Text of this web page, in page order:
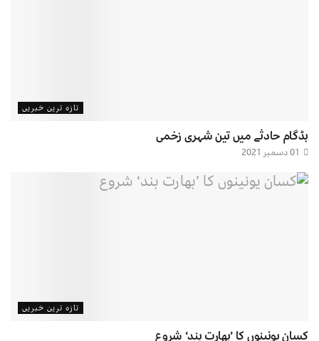
تازہ ترین خبریں
بڈگام حادثے میں تین شہری زخمی
تازہ ترین خبریں
کسان یونینوں کا ’بھارت بند‘ شروع